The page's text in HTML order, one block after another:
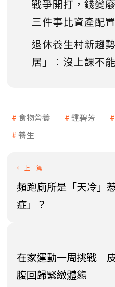
戰爭開打，錢變
三件事比資產配
退休養生村新趨
居」：沒上課不
食物營養 鍾碧芳
養生
頻跑廁所是「天冷」
症」？
在家運動一周挑戰｜
腹回歸緊緻體態